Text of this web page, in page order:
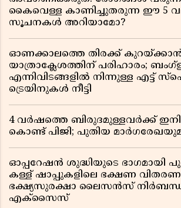
കൈവെള്ള കാണിച്ചുതരുന്ന ഈ 5
സൂചനകൾ അറിയാമോ?
ഓണക്കാലത്തെ തിരക്ക്
യാത്രാക്ലേശത്തിന് പരിഹാരം;
എന്നിവിടങ്ങളിൽ നിന്നുള്ള എട്ട്
ട്രെയിനുകൾ നീട്ടി
4 വർഷത്തെ ബിരുദമുള്ളവർക്ക്
കൊണ്ട് പിജി; പുതിയ
ഓപ്പറേഷൻ ശുദ്ധിയുടെ ഭാഗമായി
കള്ള് ഷാപ്പുകളിലെ ഭക്ഷണ
ഭക്ഷ്യസുരക്ഷാ ലൈസൻസ്
എക്സൈസ്